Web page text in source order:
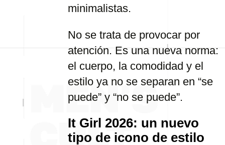
minimalistas.
No se trata de provocar por
atención. Es una nueva norma:
el cuerpo, la comodidad y el
estilo ya no se separan en “se
puede” y “no se puede”.
It Girl 2026: un nuevo
tipo de icono de estilo